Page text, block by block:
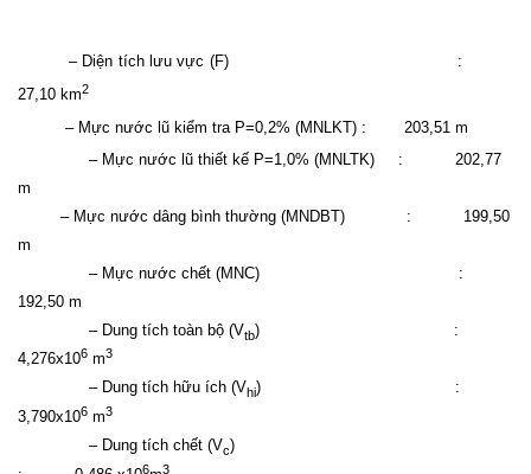
– Diện tích lưu vực (F)
:
27,10 km2
– Mực nước lũ kiểm tra P=0,2% (MNLKT) : 203,51 m
– Mực nước lũ thiết kế P=1,0% (MNLTK) :
202,77
m
– Mực nước dâng bình thường (MNDBT)
:
199,50
m
– Mực nước chết (MNC)
:
192,50 m
– Dung tích toàn bộ (Vtb)
:
4,276x106 m3
– Dung tích hữu ích (Vhi)
:
3,790x106 m3
– Dung tích chết (Vc)
6 3